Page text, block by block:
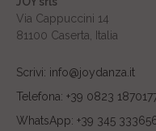
Via Cappuccini 14
81100 Caserta, Italia
Scrivi: info@joydanza.it
Telefona: +39 0823
WhatsApp: +39 345